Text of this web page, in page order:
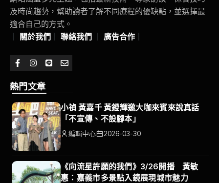
及時尚趨勢，幫助讀者了解不同療程的優缺點，並選擇最
適合自己的方式。
關於我們 聯絡我們 廣告合作
熱門文章
小禎 黃嘉千 黃鐙輝邀大咖來賓來說真話
「不宣傳、不設腳本」
編輯中心 2026-03-30
《向流星許願的我們》3/26開播 黃敏
惠：嘉義市多景點入鏡展現城市魅力